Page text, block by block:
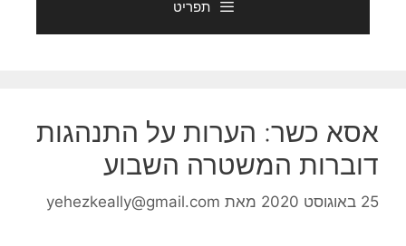
תפריט
אסא כשר: הערות על התנהגות
דוברות המשטרה השבוע
25 באוגוסט 2020 מאת yehezkeally@gmail.com